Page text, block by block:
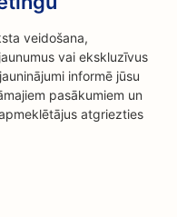
veidošana,
vai ekskluzīvus
informē jūsu
pasākumiem un
atgriezties